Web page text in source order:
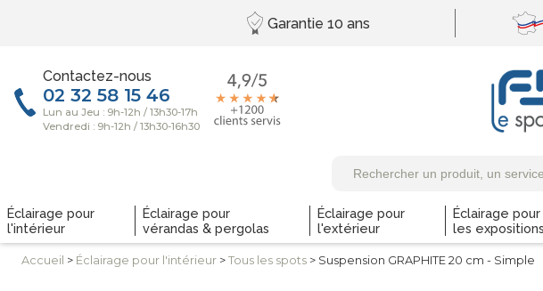
Garantie 10 ans
Contactez-nous
Éclairage pour
l'intérieur
Éclairage pour
vérandas & pergolas
Éclairage pour
l'extérieur
Éclairage pour
les expositions
Accueil > Éclairage pour l'intérieur > Tous les spots > Suspension GRAPHITE 20 cm - Simple